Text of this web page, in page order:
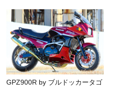
GPZ900R by ブルドッカータゴ